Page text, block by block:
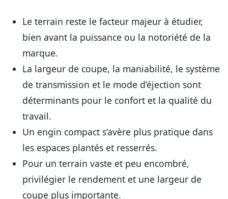
Le terrain reste le facteur majeur à étudier,
bien avant la puissance ou la notoriété de la
marque.
La largeur de coupe, la maniabilité, le système
de transmission et le mode d’éjection sont
déterminants pour le confort et la qualité du
travail.
Un engin compact s’avère plus pratique dans
les espaces plantés et resserrés.
Pour un terrain vaste et peu encombré,
privilégier le rendement et une largeur de
coupe plus importante.